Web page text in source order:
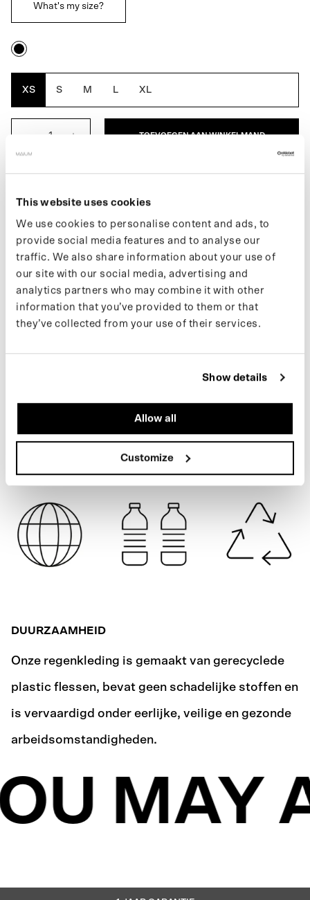
This website uses cookies
We use cookies to personalise content and ads, to
provide social media features and to analyse our
traffic. We also share information about your use of
our site with our social media, advertising and
analytics partners who may combine it with other
information that you’ve provided to them or that
they’ve collected from your use of their services.
Show details
Allow all
Customize
BLACK
What's my size?
Black
XS S M L XL
TOEVOEGEN AAN WINKELMAND
De Fleece Cardigan voor heren is een fleece vest dat ontworpen
is als ideale extra onderlaag. Perfect om te dragen onder een van
onze waterdichte regenjassen. Voorzien van een handige
borstzak voor je essentials. De Fleece Cardigan is gemaakt van
44 gerecyclede PET-flessen.
Meer informatie over onze producten vind je op onze support
pagina. Wil je op de hoogte blijven van nieuwe drops en het
SPECIFICATIES
VERZENDING
DUURZAAMHEID
Onze regenkleding is gemaakt van gerecyclede
plastic flessen, bevat geen schadelijke stoffen en
is vervaardigd onder eerlijke, veilige en gezonde
arbeidsomstandigheden.
MAY